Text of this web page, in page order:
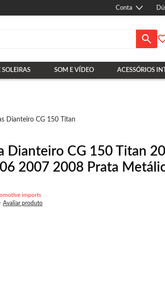
Conta
SOLEIRAS SOM E VÍDEO ACESSÓRIOS
Dianteiro CG 150 Titan
Dianteiro CG 150 Titan
2007 2008 Prata
imports